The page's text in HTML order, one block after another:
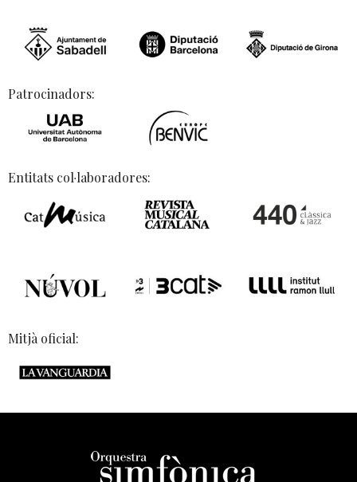
Patrocinadors:
Entitats col·laboradores:
Mitjà oficial: